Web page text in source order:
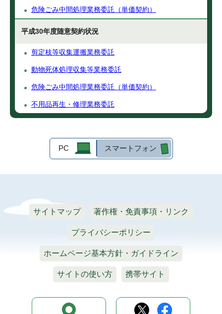
危険ごみ中間処理業務委託（単価契約）
平成30年度随意契約状況
剪定枝等収集運搬業務委託
動物死体処理収集等業務委託
危険ごみ中間処理業務委託（単価契約）
不用品再生・修理業務委託
PC スマートフォン
サイトマップ 著作権・免責事項・リンク
プライバシーポリシー
ホームページ基本方針・ガイドライン
サイトの使い方 携帯サイト